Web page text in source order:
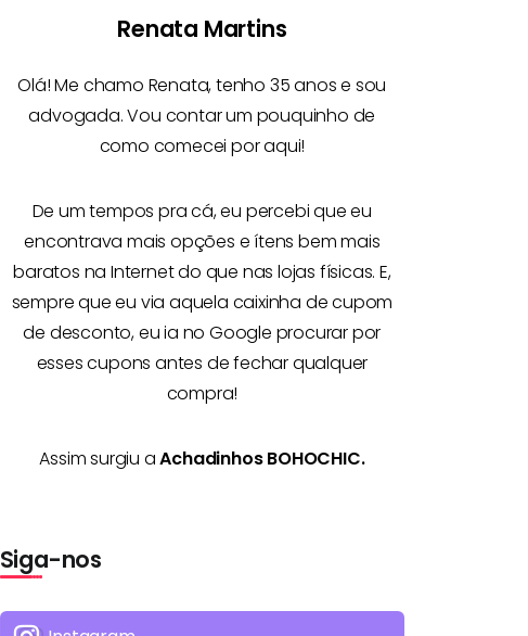
Renata Martins
Olá! Me chamo Renata, tenho 35 anos e sou
advogada. Vou contar um pouquinho de
como comecei por aqui!
De um tempos pra cá, eu percebi que eu
encontrava mais opções eítens bem mais
baratos na Internetdo que nas lojas físicas. E,
sempre que eu via aquela caixinha de cupom
de desconto, eu ia no Google procurar por
esses cupons antes de fechar qualquer
compra!
Assim surgiu aAchadinhos BOHOCHIC.
Siga-nos